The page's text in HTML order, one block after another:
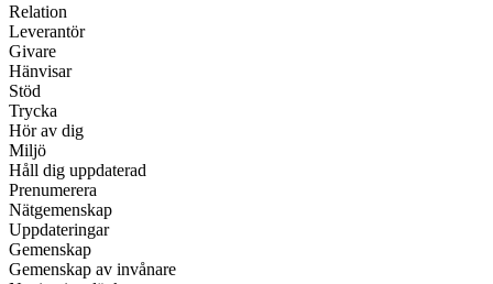
Relation
Leverantör
Givare
Hänvisar
Stöd
Trycka
Hör av dig
Miljö
Håll dig uppdaterad
Prenumerera
Nätgemenskap
Uppdateringar
Gemenskap
Gemenskap av invånare